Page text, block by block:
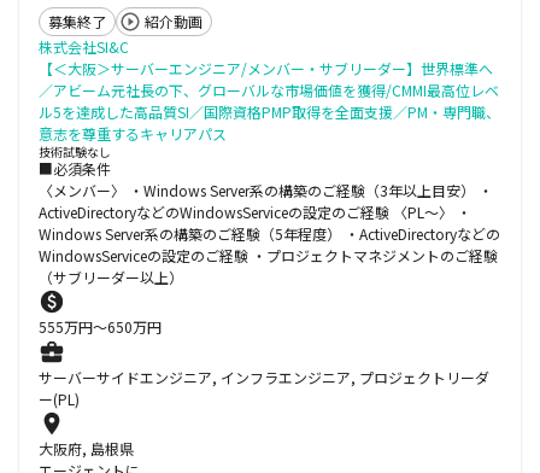
募集終了
紹介動画
株式会社SI&C
【＜大阪＞サーバーエンジニア/メンバー・サブリーダー】世界標準へ
／アビーム元社長の下、グローバルな市場価値を獲得/CMMI最高位レベ
ル5を達成した高品質SI／国際資格PMP取得を全面支援／PM・専門職、
意志を尊重するキャリアパス
技術試験なし
■必須条件
〈メンバー〉 ・Windows Server系の構築のご経験（3年以上目安） ・
ActiveDirectoryなどのWindowsServiceの設定のご経験 〈PL～〉 ・
Windows Server系の構築のご経験（5年程度） ・ActiveDirectoryなどの
WindowsServiceの設定のご経験 ・プロジェクトマネジメントのご経験
（サブリーダー以上）
555万円〜650万円
サーバーサイドエンジニア, インフラエンジニア, プロジェクトリーダ
ー(PL)
大阪府, 島根県